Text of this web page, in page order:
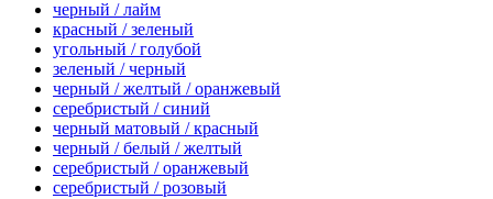
черный / лайм
красный / зеленый
угольный / голубой
зеленый / черный
черный / желтый / оранжевый
серебристый / синий
черный матовый / красный
черный / белый / желтый
серебристый / оранжевый
серебристый / розовый